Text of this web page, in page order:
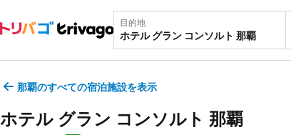
目的地
那覇のすべての宿泊施設を表示
ホテル グラン コンソルト 那覇